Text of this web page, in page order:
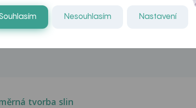
kteří ji...
tvorba slin
Nesouhlasím Nastavení